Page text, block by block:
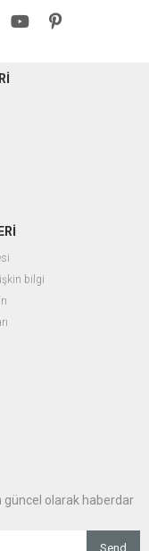
bilgi
güncel olarak haberdar
Send